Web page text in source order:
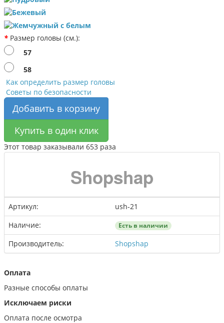
* Размер головы (см.):
57
58
Как определить размер головы
Советы по безопасности
Добавить в корзину
Купить в один клик
Этот товар заказывали 653 раза
Shopshap
Артикул:
ush-21
Наличие:
Есть в наличии
Производитель: Shopshap
Оплата
Разные способы оплаты
Исключаем риски
Оплата после осмотра